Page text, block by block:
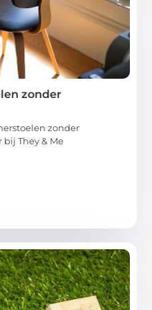
zonder
zonder
They & Me